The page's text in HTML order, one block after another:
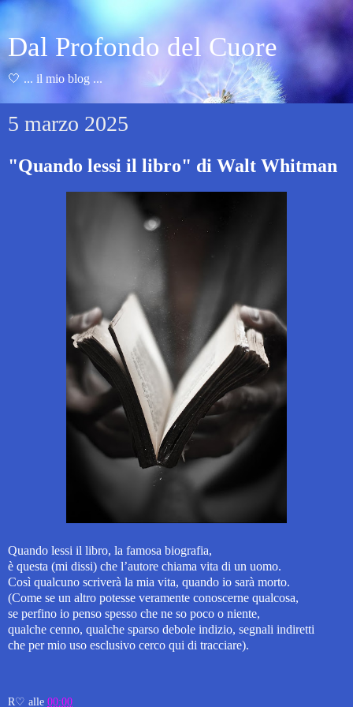
Dal Profondo del Cuore
🤍 ... il mio blog ...
5 marzo 2025
"Quando lessi il libro" di Walt Whitman
Quando lessi il libro, la famosa biografia,
è questa (mi dissi) che l’autore chiama vita di un uomo.
Così qualcuno scriverà la mia vita, quando io sarà morto.
(Come se un altro potesse veramente conoscerne qualcosa,
se perfino io penso spesso che ne so poco o niente,
qualche cenno, qualche sparso debole indizio, segnali indiretti
che per mio uso esclusivo cerco qui di tracciare).
R♡ alle 00:00